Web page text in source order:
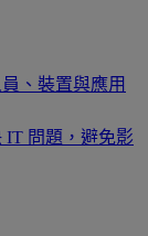
、裝置與應用
IT 問題，避免影